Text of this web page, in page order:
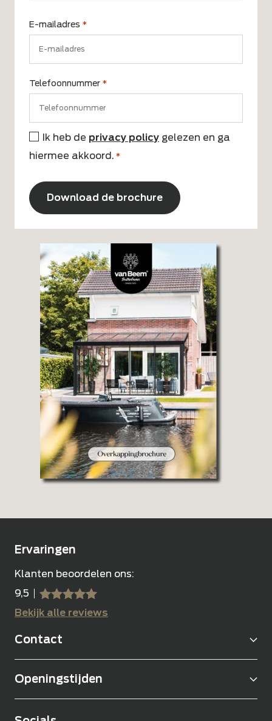
E-mailadres *
Telefoonnummer *
Instemming
*
Ik heb de privacy policy gelezen en ga
hiermee akkoord. *
Ervaringen
Klanten beoordelen ons:
9,5
sssss
SSSSS
Bekijk alle reviews
Contact
Openingstijden